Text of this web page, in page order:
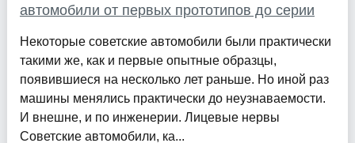
автомобили от первых прототипов до серии
Некоторые советские автомобили были практически
такими же, как и первые опытные образцы,
появившиеся на несколько лет раньше. Но иной раз
машины менялись практически до неузнаваемости.
И внешне, и по инженерии. Лицевые нервы
Советские автомобили, ка...